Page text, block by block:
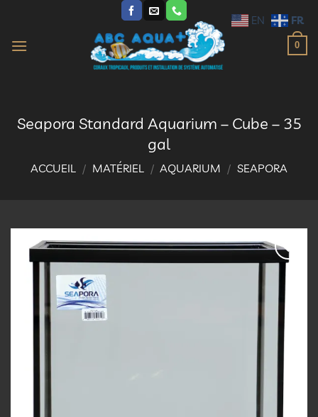
contenu
0
Seapora Standard Aquarium – Cube – 35
gal
ACCUEIL / MATÉRIEL / AQUARIUM / SEAPORA
Ajouter
à la
liste
d’envies
EN FR